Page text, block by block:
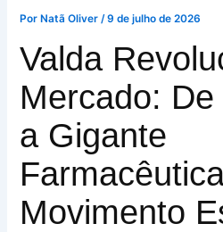
Por Natã Oliver/9 de julho de 2026
Valda
Mercado:
a Gigante
Movimento